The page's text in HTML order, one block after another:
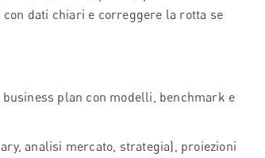
dati chiari e correggere la rotta se
plan con modelli, benchmark e
analisi mercato, strategia), proiezioni